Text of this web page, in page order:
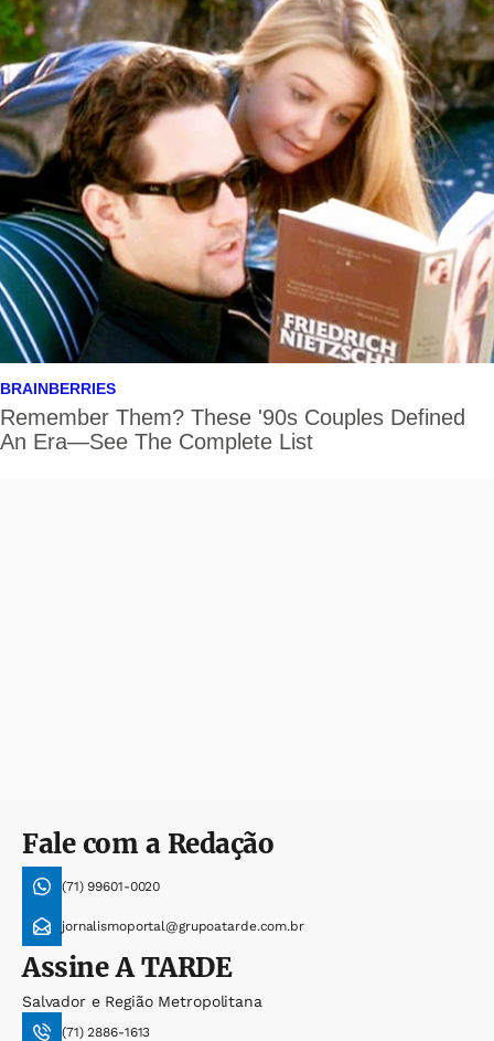
Fale com a Redação
(71) 99601-0020
jornalismoportal@grupoatarde.com.br
AssineA TARDE
Salvador e Região Metropolitana
(71) 2886-1613